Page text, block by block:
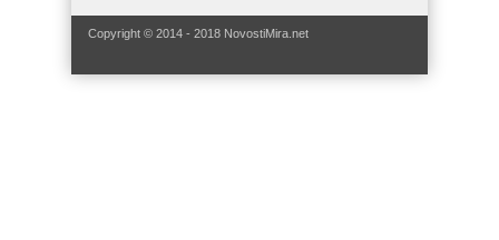
Copyright © 2014 - 2018 NovostiMira.net